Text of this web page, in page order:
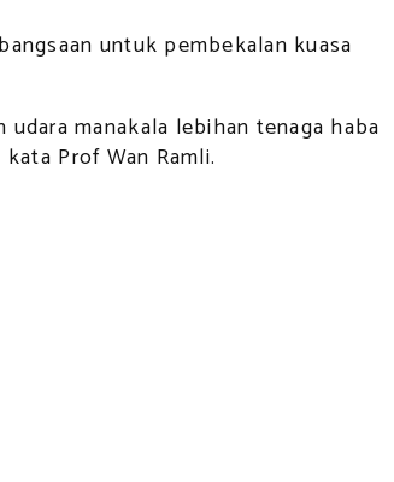
untuk pembekalan kuasa
manakala lebihan tenaga haba
Prof Wan Ramli.